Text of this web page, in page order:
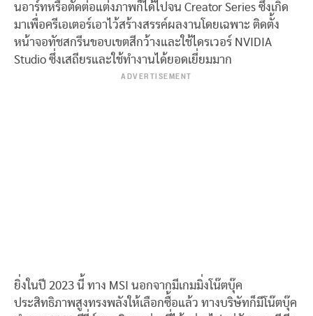
นอาร์ทหรือตัดต่อแต่งภาพก็ได้ไปจน Creator Series ซึ่งเกิด
มาเพื่อครีเอเตอร์เอาไว้สร้างสรรค์ผลงานโดยเฉพาะ ติดตั้ง
หน้าจอทัชสกรีนขอบเขตสีกว้างและใช้ไดรเวอร์ NVIDIA
Studio ซึ่งเสถียรและใช้ทำงานได้ยอดเยี่ยมมาก
ADVERTISEMENT
ยิ่งในปี 2023 นี้ ทาง MSI นอกจากมีเกมมิ่งโน๊ตบุ๊ค
ประสิทธิภาพสูงทรงพลังให้เลือกซื้อแล้ว ทางบริษัทก็มีโน๊ตบุ๊ค